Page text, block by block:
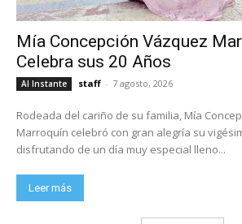
Mía Concepción Vázquez
Celebra sus 20 Años
Al Instante staff - 7 agosto, 2026
Rodeada del cariño de su familia, Mía
Marroquín celebró con gran alegría su
disfrutando de un día muy especial lleno...
Leer más